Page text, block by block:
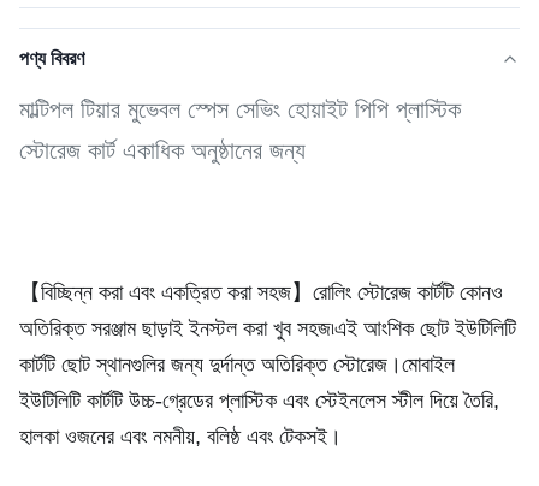
পণ্য বিবরণ
মাল্টিপল টিয়ার মুভেবল স্পেস সেভিং হোয়াইট পিপি প্লাস্টিক
স্টোরেজ কার্ট একাধিক অনুষ্ঠানের জন্য
【বিচ্ছিন্ন করা এবং একত্রিত করা সহজ】রোলিং স্টোরেজ কার্টটি কোনও
অতিরিক্ত সরঞ্জাম ছাড়াই ইনস্টল করা খুব সহজ৷এই আংশিক ছোট ইউটিলিটি
কার্টটি ছোট স্থানগুলির জন্য দুর্দান্ত অতিরিক্ত স্টোরেজ।মোবাইল
ইউটিলিটি কার্টটি উচ্চ-গ্রেডের প্লাস্টিক এবং স্টেইনলেস স্টীল দিয়ে তৈরি,
হালকা ওজনের এবং নমনীয়, বলিষ্ঠ এবং টেকসই।